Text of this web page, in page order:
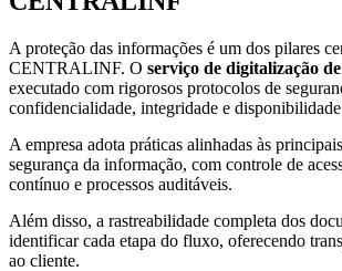
A proteção das informações é um dos pilares
CENTRALINF. O serviço de digitalização
executado com rigorosos protocolos de
confidencialidade, integridade e
A empresa adota práticas alinhadas às
segurança da informação, com controle de
contínuo e processos auditáveis.
Além disso, a rastreabilidade completa dos
identificar cada etapa do fluxo, oferecendo
ao cliente.